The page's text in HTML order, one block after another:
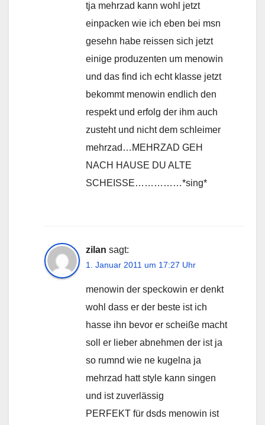
tja mehrzad kann wohl jetzt
einpacken wie ich eben bei msn
gesehn habe reissen sich jetzt
einige produzenten um menowin
und das find ich echt klasse jetzt
bekommt menowin endlich den
respekt und erfolg der ihm auch
zusteht und nicht dem schleimer
mehrzad…MEHRZAD GEH
NACH HAUSE DU ALTE
SCHEISSE……………*sing*
zilan sagt:
1. Januar 2011 um 17:27 Uhr
menowin der speckowin er denkt
wohl dass er der beste ist ich
hasse ihn bevor er scheiße macht
soll er lieber abnehmen der ist ja
so rumnd wie ne kugelna ja
mehrzad hatt style kann singen
und ist zuverlässig
PERFEKT für dsds menowin ist